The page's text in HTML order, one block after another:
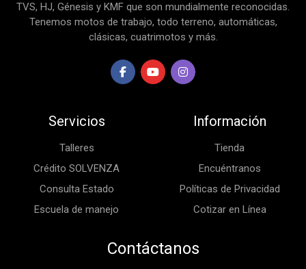
TVS, HJ, Génesis y KMF que son mundialmente reconocidas.
Tenemos motos de trabajo, todo terreno, automáticas,
clásicas, cuatrimotos y más.
Servicios
Talleres
Crédito SOLVENZA
Consulta Estado
Escuela de manejo
Información
Tienda
Encuéntranos
Políticas de Privacidad
Cotizar en Línea
Contáctanos